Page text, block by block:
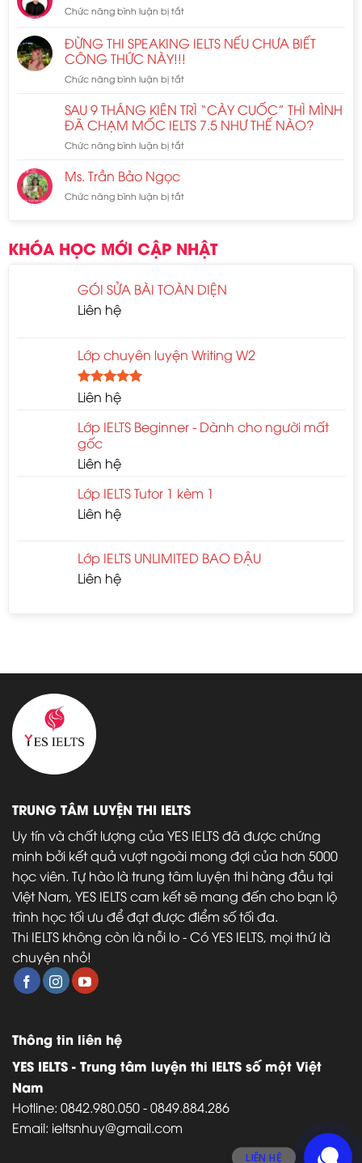
Chức năng bình luận bị tắtở
Nguyễn
Phú
Thịnh
ĐỪNG THI SPEAKING IELTS NẾU CHƯA BIẾT
CÔNG THỨC NÀY!!!
Chức năng bình luận bị tắtở
THI
SPEAKING
IELTS
NẾU
SAU 9 THÁNG KIÊN TRÌ “CÀY CUỐC” THÌ MÌNH
ĐÃ CHẠM MỐC IELTS 7.5 NHƯ THẾ NÀO?
Chức năng bình luận bị tắtở
KIÊN
CUỐC”
THÌ
CHẠM
NHƯ
THẾ
Ms. Trần Bảo Ngọc
Chức năng bình luận bị tắtở
Ngọc
KHÓA HỌC MỚI CẬP NHẬT
GÓI SỬA BÀI TOÀN DIỆN
Liên hệ
Lớp chuyên luyện Writing W2
Rated5.00
out of 5
Liên hệ
Lớp IELTS Beginner - Dành cho người mất
gốc
Liên hệ
Lớp IELTS Tutor 1 kèm 1
Liên hệ
Lớp IELTS UNLIMITED BAO ĐẬU
Liên hệ
TRUNG TÂM LUYỆN THI IELTS
Uy tín và chất lượng của YES IELTS đã được chứng
minh bởi kết quả vượt ngoài mong đợi của hơn 5000
học viên. Tự hào là trung tâm luyện thi hàng đầu tại
Việt Nam, YES IELTS cam kết sẽ mang đến cho bạn lộ
trình học tối ưu để đạt được điểm số tối đa.
Thi IELTS không còn là nỗi lo - Có YES IELTS, mọi thứ là
chuyện nhỏ!
Thông tin liên hệ
YES IELTS - Trung tâm luyện thi IELTS số một Việt
Nam
Hotline: 0842.980.050-0849.884.286
Email: ieltsnhuy@gmail.com
LIÊN HỆ